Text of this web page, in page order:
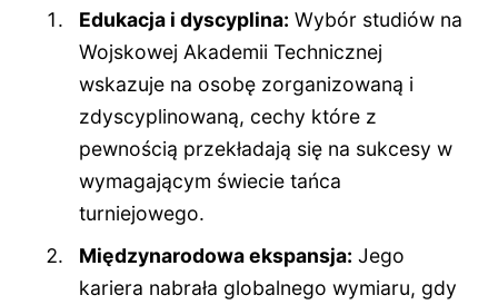
Edukacja i dyscyplina: Wybór studiów na
Wojskowej Akademii Technicznej
wskazuje na osobę zorganizowaną i
zdyscyplinowaną, cechy które z
pewnością przekładają się na sukcesy w
wymagającym świecie tańca
turniejowego.
Międzynarodowa ekspansja: Jego
kariera nabrała globalnego wymiaru, gdy